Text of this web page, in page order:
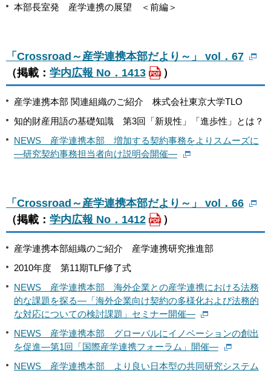
本部長室発 産学連携の展望 ＜前編＞
「Crossroad～産学連携本部だより～」 vol．67
（掲載： 学内広報 No．1413 ）
産学連携本部 関連組織のご紹介 株式会社東京大学TLO
知的財産用語の基礎知識 第3回「新規性」「進歩性」とは？
NEWS 産学連携本部 増加する契約事務をよりスムーズに
―研究契約事務担当者向け説明会開催―
「Crossroad～産学連携本部だより～」 vol．66
（掲載： 学内広報 No．1412 ）
産学連携本部組織のご紹介 産学連携研究推進部
2010年度 第11期TLF修了式
NEWS 産学連携本部 海外企業との産学連携における法務
的な課題を探る―「海外企業向け契約の多様化および法務的
な対応についての検討課題」セミナー開催―
NEWS 産学連携本部 グローバルにイノベーションの創出
を促進―第1回「国際産学連携フォーラム」開催―
NEWS 産学連携本部 より良い日本型の共同研究システム